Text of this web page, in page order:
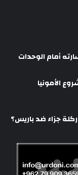
أمام الوحدات
الأمونيا
جزاء ضد باريس؟